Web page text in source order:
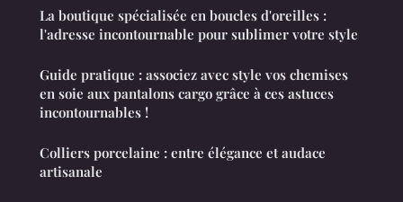
La boutique spécialisée en boucles d'oreilles :
l'adresse incontournable pour sublimer votre style
Guide pratique : associez avec style vos chemises
en soie aux pantalons cargo grâce à ces astuces
incontournables !
Colliers porcelaine : entre élégance et audace
artisanale